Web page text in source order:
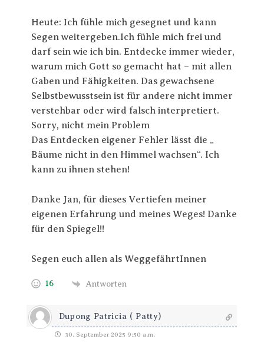
Heute: Ich fühle mich gesegnet und kann
Segen weitergeben.Ich fühle mich frei und
darf sein wie ich bin. Entdecke immer wieder,
warum mich Gott so gemacht hat – mit allen
Gaben und Fähigkeiten. Das gewachsene
Selbstbewusstsein ist für andere nicht immer
verstehbar oder wird falsch interpretiert.
Sorry, nicht mein Problem
Das Entdecken eigener Fehler lässt die „
Bäume nicht in den Himmel wachsen“. Ich
kann zu ihnen stehen!
Danke Jan, für dieses Vertiefen meiner
eigenen Erfahrung und meines Weges! Danke
für den Spiegel!!
Segen euch allen als WeggefährtInnen
16 Antworten
Dupong Patricia ( Patty)
30. September 2025 9:50 a.m.